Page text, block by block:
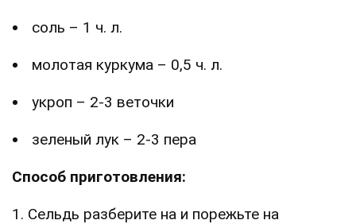
соль – 1 ч. л.
молотая куркума – 0,5 ч. л.
укроп – 2-3 веточки
зеленый лук – 2-3 пера
Способ приготовления:
1. Сельдь разберите на и порежьте на